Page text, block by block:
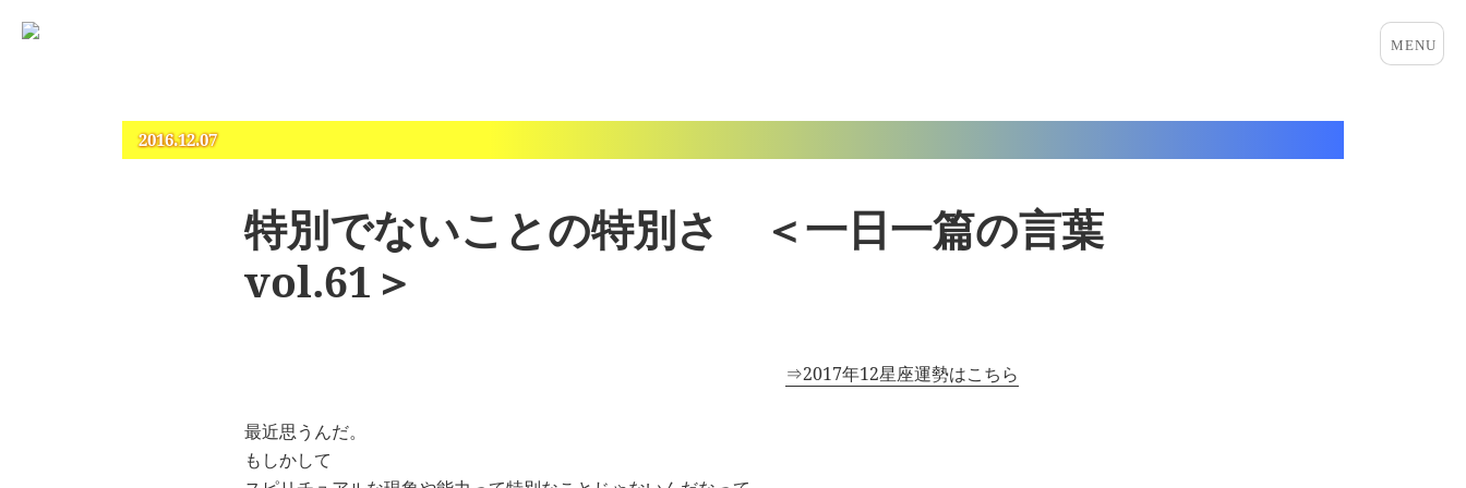
2016.12.07
特別でないことの特別さ ＜一日一篇の言葉
vol.61＞
⇒2017年12星座運勢はこちら
最近思うんだ。
もしかして